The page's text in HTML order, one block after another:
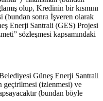
olup, Kredinin bir kısmını
sonra İşveren olarak
Enerji Santrali (GES) Projesi
sözleşmesi kapsamındaki
Güneş Enerji Santrali
geçirilmesi (izlenmesi) ve
(bundan böyle